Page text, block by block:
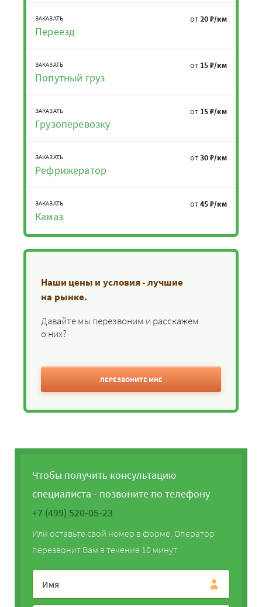
ЗАКАЗАТЬ
Переезд
от20 ₽/км
ЗАКАЗАТЬ
Попутный груз
от 15 ₽/км
ЗАКАЗАТЬ
Грузоперевозку
от 15 ₽/км
ЗАКАЗАТЬ
Рефрижератор
от30 ₽/км
ЗАКАЗАТЬ
Камаз
от45 ₽/км
Наши цены и условия - лучшие
на рынке.
Давайте мы перезвоним и расскажем
о них?
ПЕРЕЗВОНИТЕ МНЕ
Чтобы получить консультацию
специалиста - позвоните по телефону
+7 (499) 520-05-23
Или оставьте свой номер в форме. Оператор
перезвонит Вам в течение 10 минут.